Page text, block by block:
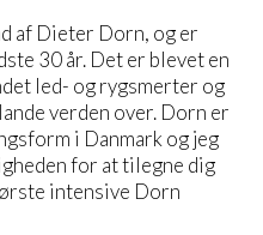
af Dieter Dorn, og er
30 år. Det er blevet en
led- og rygsmerter og
verden over. Dorn er
i Danmark og jeg
for at tilegne dig
intensive Dorn